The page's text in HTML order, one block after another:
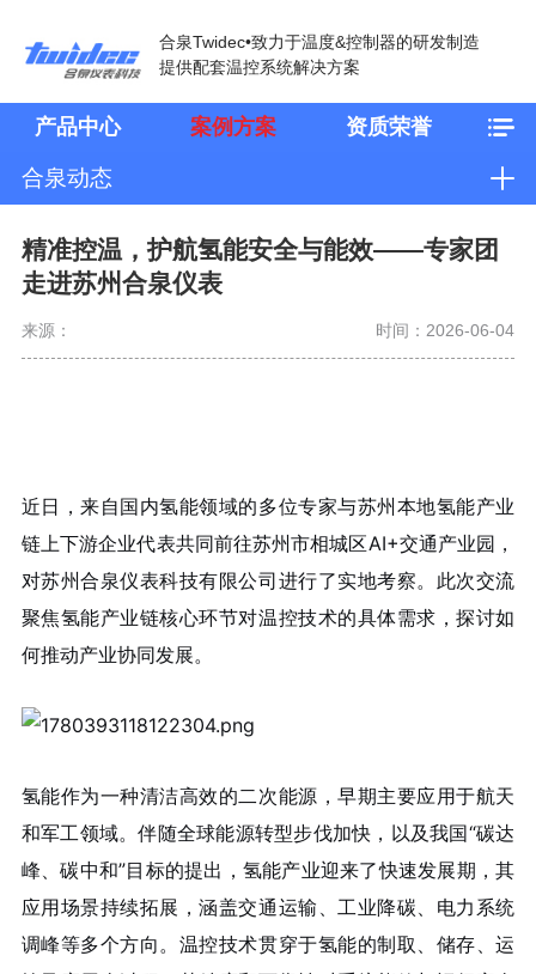
合泉Twidec•致力于温度&控制器的研发制造
提供配套温控系统解决方案
产品中心 案例方案 资质荣誉
合泉动态
精准控温，护航氢能安全与能效——专家团
走进苏州合泉仪表
来源： 时间：2026-06-04
近日，来自国内氢能领域的多位专家与苏州本地氢能产业
链上下游企业代表共同前往苏州市相城区AI+交通产业园，
对苏州合泉仪表科技有限公司进行了实地考察。此次交流
聚焦氢能产业链核心环节对温控技术的具体需求，探讨如
何推动产业协同发展。
氢能作为一种清洁高效的二次能源，早期主要应用于航天
和军工领域。伴随全球能源转型步伐加快，以及我国“碳达
峰、碳中和”目标的提出，氢能产业迎来了快速发展期，其
应用场景持续拓展，涵盖交通运输、工业降碳、电力系统
调峰等多个方向。温控技术贯穿于氢能的制取、储存、运